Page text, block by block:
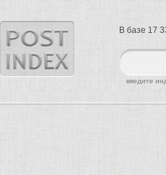
найти
введите
В базе 17